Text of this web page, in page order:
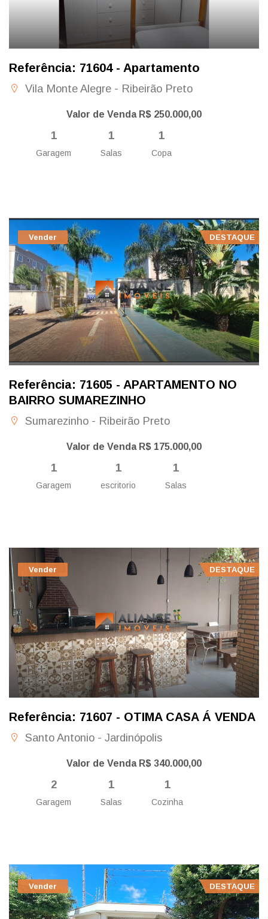
Referência: 71604 - Apartamento
Vila Monte Alegre - Ribeirão Preto
Valor de Venda R$ 250.000,00
1
Garagem
1
Salas
1
Copa
Vender DESTAQUE
Referência: 71605 - APARTAMENTO NO
BAIRRO SUMAREZINHO
Sumarezinho - Ribeirão Preto
Valor de Venda R$ 175.000,00
1
Garagem
1
escritorio
1
Salas
Vender DESTAQUE
Referência: 71607 - OTIMA CASA Á VENDA
Santo Antonio - Jardinópolis
Valor de Venda R$ 340.000,00
2
Garagem
1
Salas
1
Cozinha
Vender DESTAQUE